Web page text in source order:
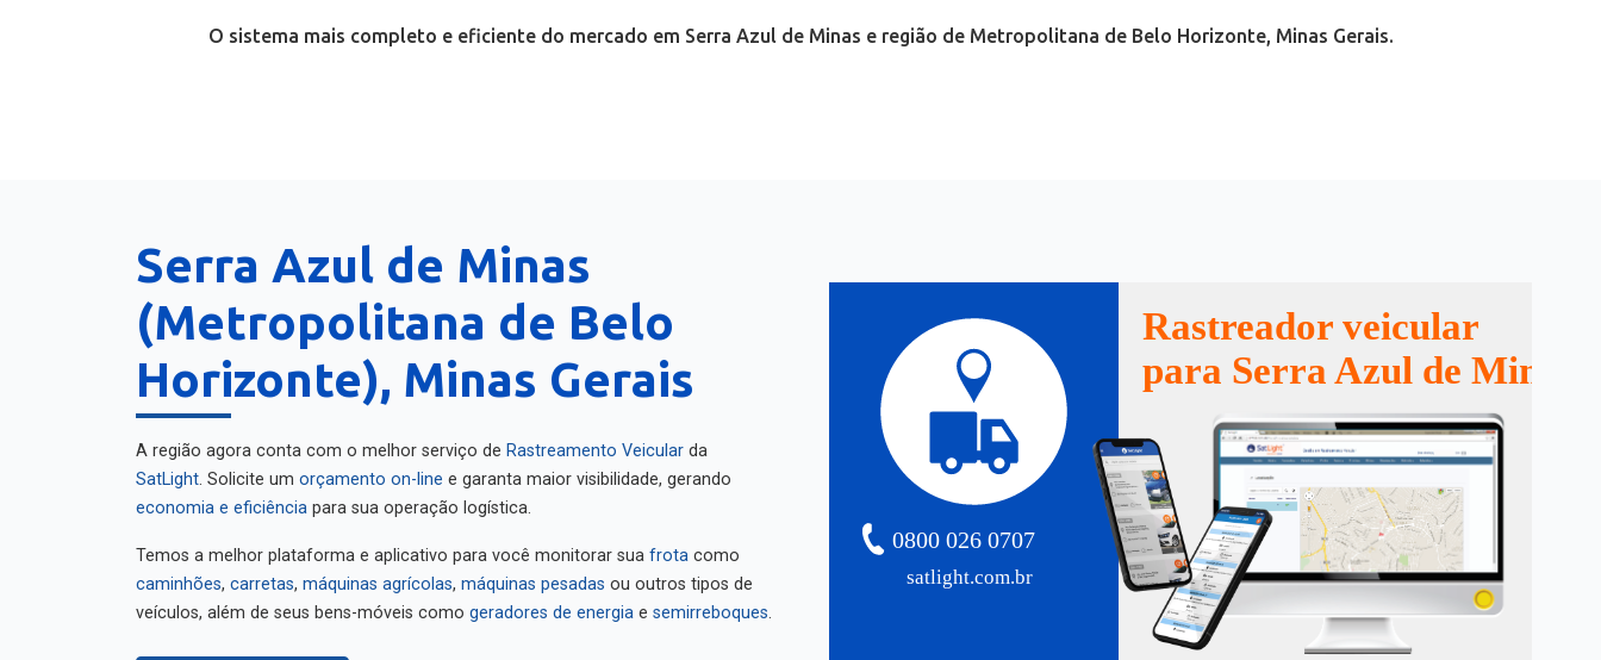
O sistema mais completo e eficiente do mercado em Serra Azul de Minas e região de Metropolitana de Belo Horizonte, Minas Gerais.
Serra Azul de Minas
(Metropolitana de Belo
Horizonte), Minas Gerais
A região agora conta com o melhor serviço de Rastreamento Veicular
da
SatLight
. Solicite um orçamento on-line
e garanta maior visibilidade, gerando
economia e eficiência
para sua operação logística.
Temos a melhor plataforma e aplicativo para você monitorar sua frota
caminhões
máquinas agrícolas máquinas pesadas
ou outros tipos de
veículos, além de seus bens-móveis como
geradores de energia semirreboques
satlight.com.br
0800 026 0707
Rastreador veicular
para Serra Azul de Minas